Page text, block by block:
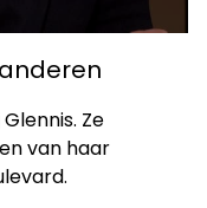
Ze
van haar